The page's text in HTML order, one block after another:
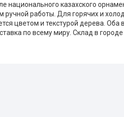
национального казахского
ручной работы. Для горячих и
цветом и текстурой дерева.
по всему миру. Склад в